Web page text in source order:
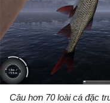
Câu hơn 70 loài cá đặc